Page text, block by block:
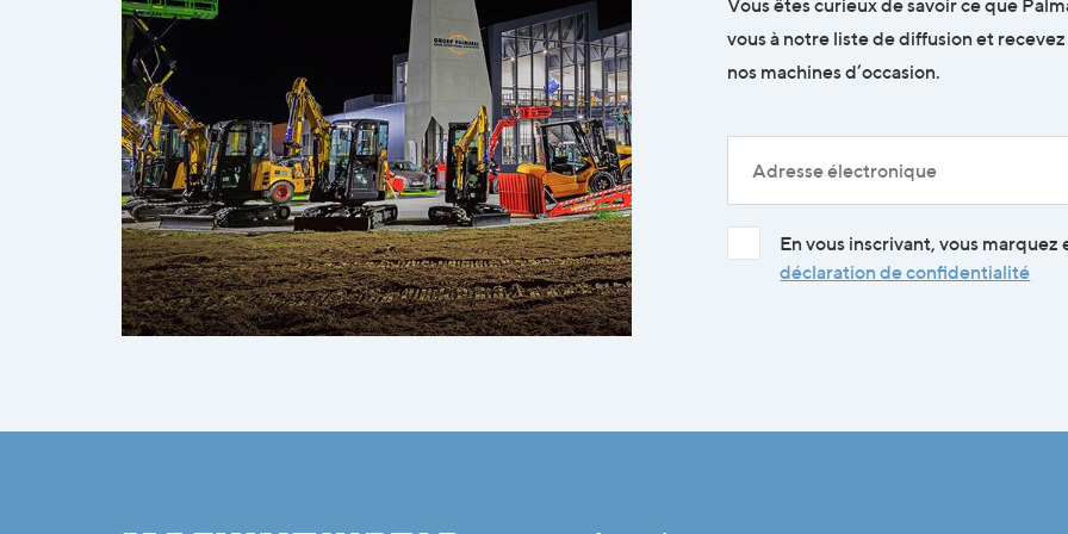
Vous êtes curieux de savoir ce que
vous à notre liste de diffusion et
nos machines d’occasion.
En vous inscrivant, vous
déclaration de confidentialité